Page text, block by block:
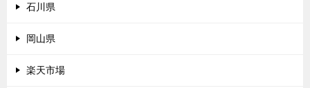
石川県
岡山県
楽天市場